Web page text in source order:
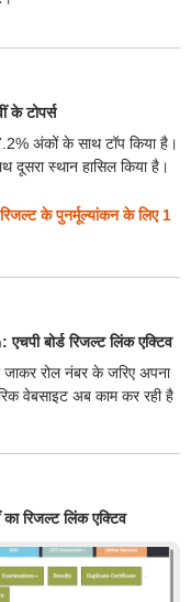
टोपर्स
अंकों के साथ टॉप किया है।
स्थान हासिल किया है।
के पुनर्मूल्यांकन के लिए 1
बोर्ड रिजल्ट लिंक एक्टिव
रोल नंबर के जरिए अपना
वेबसाइट अब काम कर रही है
रिजल्ट लिंक एक्टिव